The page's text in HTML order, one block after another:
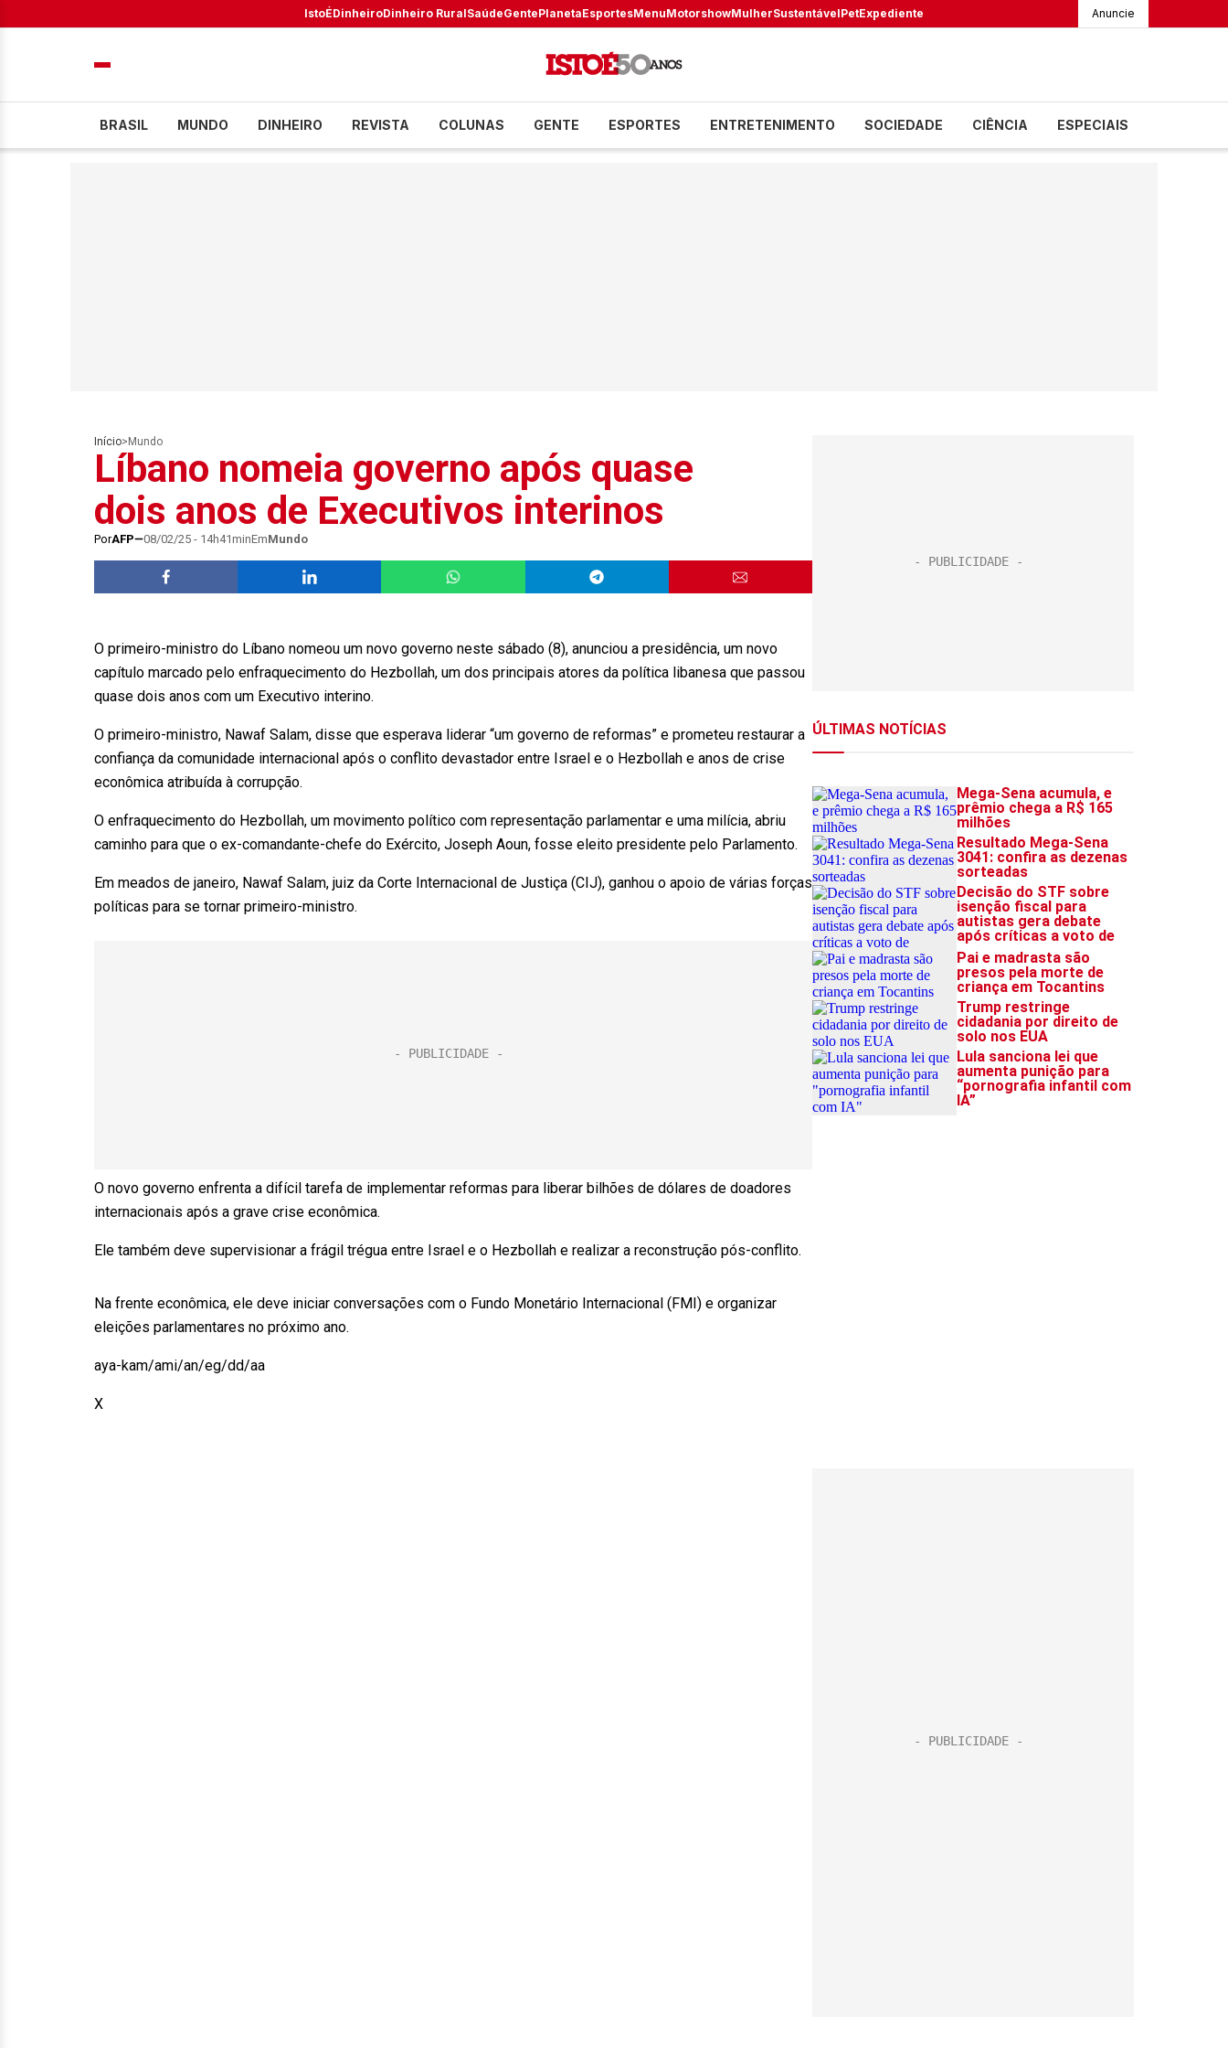
IstoÉDinheiroDinheiro RuralSaúdeGentePlanetaEsportesMenuMotorshowMulherSustentávelPetExpediente Anuncie
BRASIL MUNDO DINHEIRO REVISTA COLUNAS GENTE ESPORTES ENTRETENIMENTO SOCIEDADE CIÊNCIA ESPECIAIS
Início> Mundo
Líbano nomeia governo após quase
dois anos de Executivos interinos
PorAFP 08/02/25 - 14h41minEmMundo
O primeiro-ministro do Líbano nomeou um novo governo neste sábado (8), anunciou a presidência, um novo
capítulo marcado pelo enfraquecimento do Hezbollah, um dos principais atores da política libanesa que passou
quase dois anos com um Executivo interino.
O primeiro-ministro, Nawaf Salam, disse que esperava liderar “um governo de reformas” e prometeu restaurar a
confiança da comunidade internacional após o conflito devastador entre Israel e o Hezbollah e anos de crise
econômica atribuída à corrupção.
O enfraquecimento do Hezbollah, um movimento político com representação parlamentar e uma milícia, abriu
caminho para que o ex-comandante-chefe do Exército, Joseph Aoun, fosse eleito presidente pelo Parlamento.
Em meados de janeiro, Nawaf Salam, juiz da Corte Internacional de Justiça (CIJ), ganhou o apoio de várias forças
políticas para se tornar primeiro-ministro.
O novo governo enfrenta a difícil tarefa de implementar reformas para liberar bilhões de dólares de doadores
internacionais após a grave crise econômica.
Ele também deve supervisionar a frágil trégua entre Israel e o Hezbollah e realizar a reconstrução pós-conflito.
Na frente econômica, ele deve iniciar conversações com o Fundo Monetário Internacional (FMI) e organizar
eleições parlamentares no próximo ano.
aya-kam/ami/an/eg/dd/aa
X